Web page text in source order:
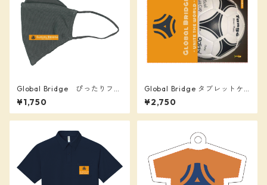
Global Bridge ぴったりフィ
ットマスク（接触冷感）
¥1,750
Global Bridge タブレットケ
ース汎用Mサイズ
¥2,750